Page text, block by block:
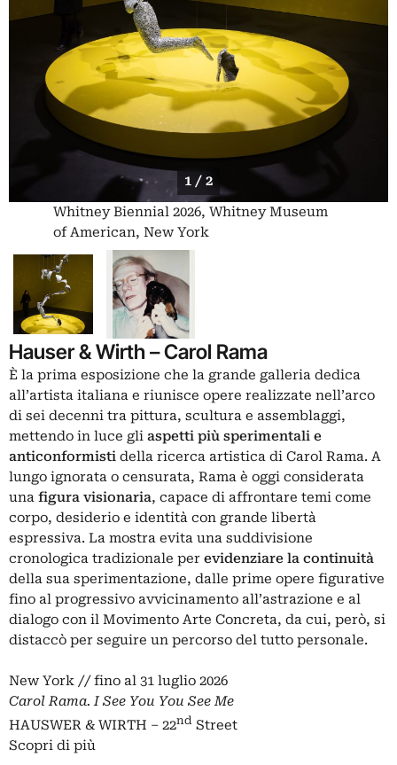
1 / 2
Whitney Biennial 2026, Whitney Museum
of American, New York
Hauser & Wirth – Carol Rama
È la prima esposizione che la grande galleria dedica
all’artista italiana e riunisce opere realizzate nell’arco
di sei decenni tra pittura, scultura e assemblaggi,
mettendo in luce gli aspetti più sperimentali e
anticonformisti della ricerca artistica di Carol Rama. A
lungo ignorata o censurata, Rama è oggi considerata
una figura visionaria, capace di affrontare temi come
corpo, desiderio e identità con grande libertà
espressiva. La mostra evita una suddivisione
cronologica tradizionale per evidenziare la continuità
della sua sperimentazione, dalle prime opere figurative
fino al progressivo avvicinamento all’astrazione e al
dialogo con il Movimento Arte Concreta, da cui, però, si
distaccò per seguire un percorso del tutto personale.
New York // fino al 31 luglio 2026
Carol Rama. I See You You See Me
HAUSWER & WIRTH – 22nd Street
Scopri di più